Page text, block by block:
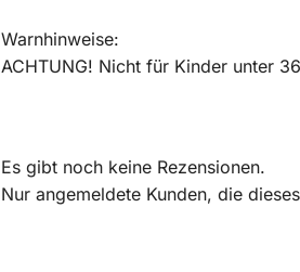
Warnhinweise:
ACHTUNG! Nicht für Kinder unter
Es gibt noch keine Rezensionen.
Nur angemeldete Kunden, die